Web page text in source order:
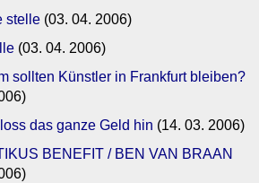
stelle (03. 04. 2006)
(03. 04. 2006)
sollten Künstler in Frankfurt bleiben?
das ganze Geld hin (14. 03. 2006)
BENEFIT / BEN VAN BRAAN